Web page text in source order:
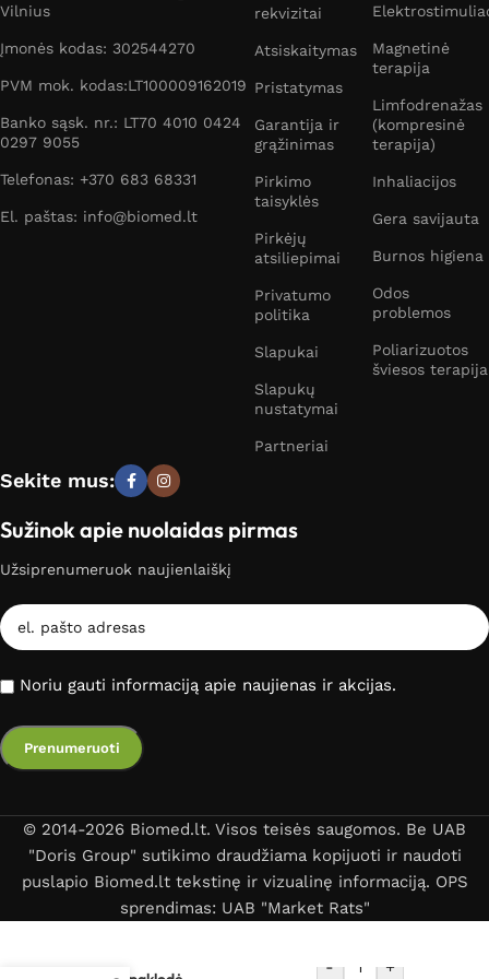
Vilnius
Įmonės kodas: 302544270
PVM mok. kodas:LT100009162019
Banko sąsk. nr.: LT70 4010 0424
0297 9055
Telefonas: +370 683 68331
El. paštas: info@biomed.lt
rekvizitai
Atsiskaitymas
Pristatymas
Garantija ir
grąžinimas
Pirkimo
taisyklės
Pirkėjų
atsiliepimai
Privatumo
politika
Slapukai
Slapukų
nustatymai
Partneriai
Magnetinė
terapija
Limfodrenažas
(kompresinė
terapija)
Inhaliacijos
Gera savijauta
Burnos higiena
Odos
problemos
Poliarizuotos
šviesos terapija
Sekite mus:
Sužinok apie nuolaidas pirmas
Užsiprenumeruok naujienlaiškį
Noriu gauti informaciją apie naujienas ir akcijas.
© 2014-2026 Biomed.lt. Visos teisės saugomos. Be UAB
"Doris Group" sutikimo draudžiama kopijuoti ir naudoti
puslapio Biomed.lt tekstinę ir vizualinę informaciją. OPS
sprendimas: UAB "Market Rats"
- +